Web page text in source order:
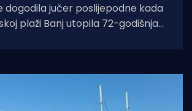
dogodila jučer poslijepodne kada
plaži Banj utopila 72-godišnja